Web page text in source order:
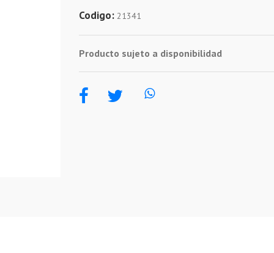
Codigo: 21341
Producto sujeto a disponibilidad